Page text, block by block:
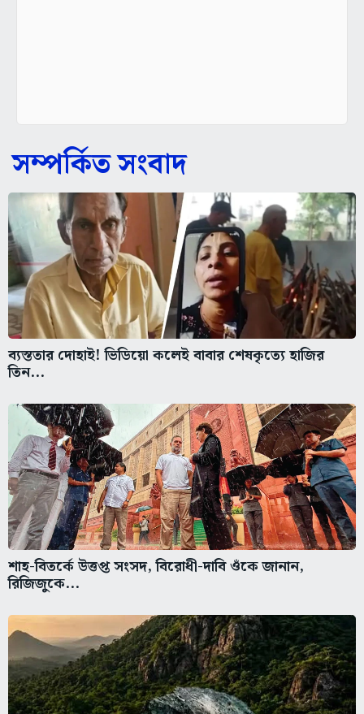
সম্পর্কিত সংবাদ
ব্যস্ততার দোহাই! ভিডিয়ো কলেই বাবার শেষকৃত্যে হাজির
তিন...
শাহ-বিতর্কে উত্তপ্ত সংসদ, বিরোধী-দাবি ওঁকে জানান,
রিজিজুকে...